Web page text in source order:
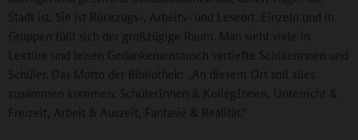
Stadt ist. Sie ist Rückzugs-, Arbeits- und Leseort. Einzeln und in
Gruppen füllt sich der großzügige Raum. Man sieht viele in
Lektüre und leisen Gedankenaustausch vertiefte Schülerinnen und
Schüler. Das Motto der Bibliothek: „An diesem Ort soll alles
zusammen kommen: SchülerInnen & KollegInnen, Unterricht &
Freizeit, Arbeit & Auszeit, Fantasie & Realität.“